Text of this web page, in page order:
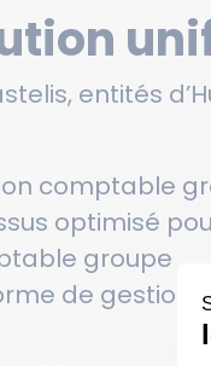
entités
comptable
optimisé
groupe
de gestion